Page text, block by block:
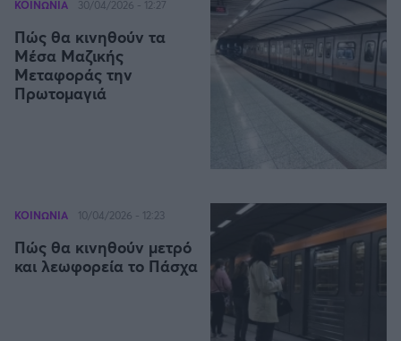
Ίντερ
Μπάγερν Μονάχου
ΚΟΙΝΩΝΙΑ 30/04/2026 - 12:27
Πώς θα κινηθούν τα
Μέσα Μαζικής
Μεταφοράς την
Πρωτομαγιά
ΚΟΙΝΩΝΙΑ 10/04/2026 - 12:23
Πώς θα κινηθούν μετρό
και λεωφορεία το Πάσχα